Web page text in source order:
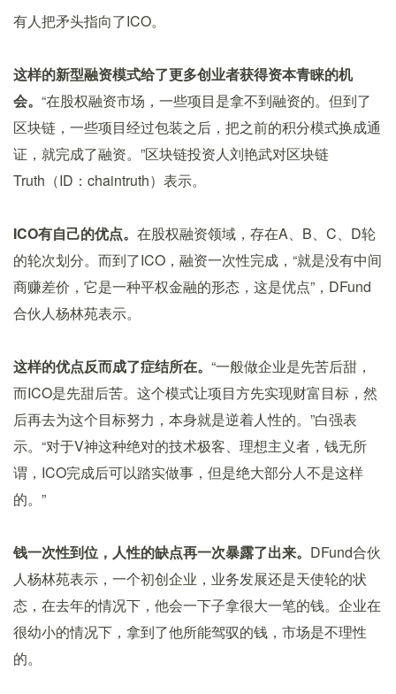
有人把矛头指向了ICO。
这样的新型融资模式给了更多创业者获得资本青睐的机
会。 “在股权融资市场，一些项目是拿不到融资的。但到了
区块链，一些项目经过包装之后，把之前的积分模式换成通
证，就完成了融资。”区块链投资人刘艳武对区块链
Truth（ID：chaintruth）表示。
ICO有自己的优点。 在股权融资领域，存在A、B、C、D轮
的轮次划分。而到了ICO，融资一次性完成，“就是没有中间
商赚差价，它是一种平权金融的形态，这是优点”，DFund
合伙人杨林苑表示。
这样的优点反而成了症结所在。 “一般做企业是先苦后甜，
而ICO是先甜后苦。这个模式让项目方先实现财富目标，然
后再去为这个目标努力，本身就是逆着人性的。”白强表
示。“对于V神这种绝对的技术极客、理想主义者，钱无所
谓，ICO完成后可以踏实做事，但是绝大部分人不是这样
的。”
钱一次性到位，人性的缺点再一次暴露了出来。 DFund合伙
人杨林苑表示，一个初创企业，业务发展还是天使轮的状
态，在去年的情况下，他会一下子拿很大一笔的钱。企业在
很幼小的情况下，拿到了他所能驾驭的钱，市场是不理性
的。